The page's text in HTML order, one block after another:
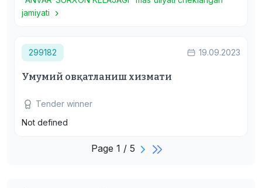
jamiyati
299182 19.09.2023
Умумий овқатланиш хизмати
Tender winner
Not defined
Page 1 / 5